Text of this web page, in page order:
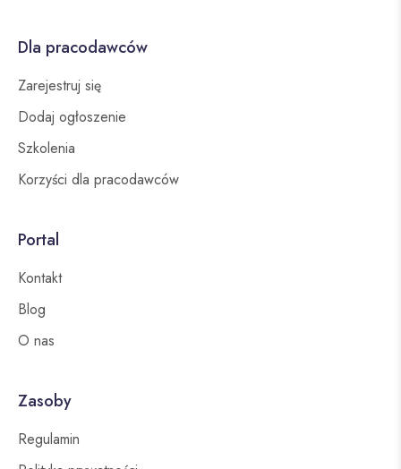
Dla pracodawców
Zarejestruj się
Dodaj ogłoszenie
Szkolenia
Korzyści dla pracodawców
Portal
Kontakt
Blog
O nas
Zasoby
Regulamin